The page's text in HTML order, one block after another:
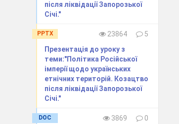
після ліквідації Запорозької
Січі."
PPTX 23864
5
Презентація до уроку з
теми:"Політика Російської
імперії щодо українських
етнічних територій. Козацтво
після ліквідації Запорозької
Січі."
DOC 3869
0